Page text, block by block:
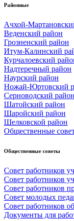
Районные
Ачхой-
Веденский район
Грозненский район
Итум-Калинский
Курчалоевский
Надтеречный район
Наурский район
Ножай-Юртовский
Серноводский район
Шатойский район
Шаройский район
Шелковской район
Общественные
Общественные советы
Совет работников
Совет работников
Совет работников
Совет молодых
Совет работников
Документы для